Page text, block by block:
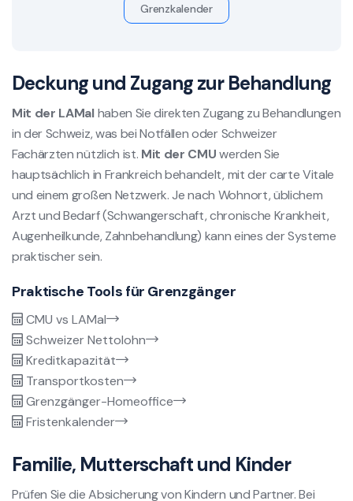
Grenzkalender
Deckung und Zugang zur Behandlung
Mit der LAMalhaben Sie direkten Zugang zu Behandlungen
in der Schweiz, was bei Notfällen oder Schweizer
Fachärzten nützlich ist. Mit der CMUwerden Sie
hauptsächlich in Frankreich behandelt, mit der carte Vitale
und einem großen Netzwerk. Je nach Wohnort, üblichem
Arzt und Bedarf (Schwangerschaft, chronische Krankheit,
Augenheilkunde, Zahnbehandlung) kann eines der Systeme
praktischer sein.
Praktische Tools für Grenzgänger
CMU vs LAMal
Schweizer Nettolohn
Kreditkapazität
Transportkosten
Grenzgänger-Homeoffice
Fristenkalender
Familie, Mutterschaft und Kinder
Prüfen Sie die Absicherung von Kindern und Partner. Bei